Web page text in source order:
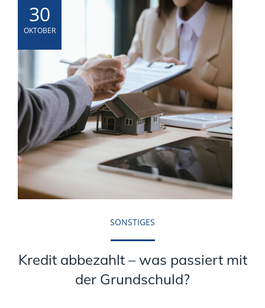
30
OKTOBER
SONSTIGES
Kredit abbezahlt – was passiert mit
der Grundschuld?